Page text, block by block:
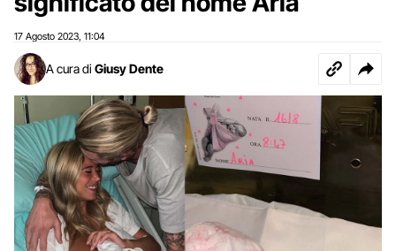
17 Agosto 2023 11:04
A cura di Giusy Dente